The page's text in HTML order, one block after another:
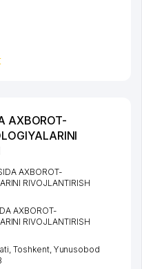
AXBOROT-
AXBOROT-
RIVOJLANTIRISH
AXBOROT-
RIVOJLANTIRISH
,Toshkent, Yunusobod